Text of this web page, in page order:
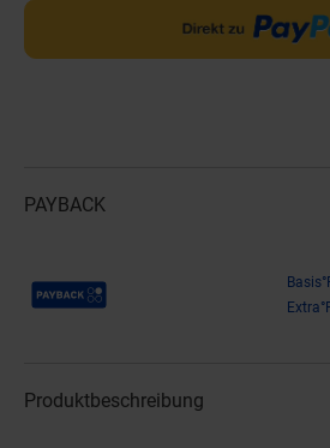
PAYBACK
Payback Punkte
Produktbeschreibung